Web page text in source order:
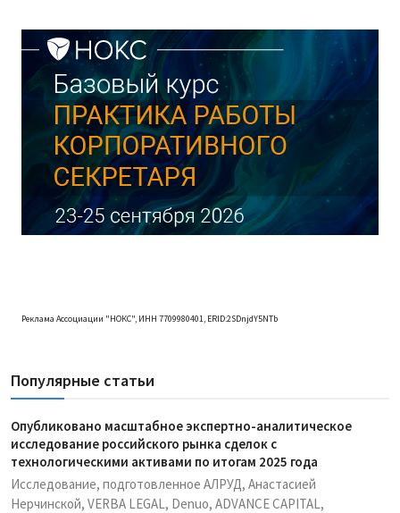
Реклама Ассоциации "НОКС", ИНН 7709980401, ERID:2SDnjdY5NTb
Популярные статьи
Опубликовано масштабное экспертно-аналитическое
исследование российского рынка сделок с
технологическими активами по итогам 2025 года
Исследование, подготовленное АЛРУД, Анастасией
Нерчинской, VERBA LEGAL, Denuo, ADVANCE CAPITAL,